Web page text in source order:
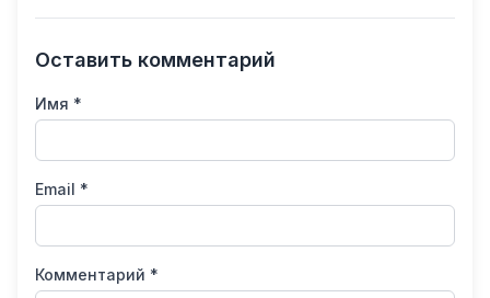
Оставить комментарий
Имя *
Email *
Комментарий *